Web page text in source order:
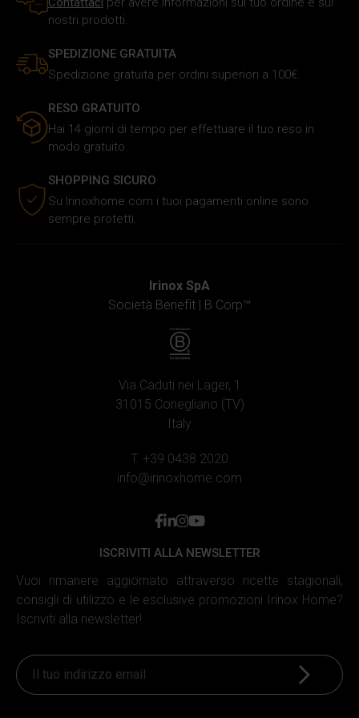
nostro traffico. Inoltre forniamo informazioni sul modo in
di analisi dei dati web, pubblicità e social media, i quali
potrebbero combinarle con altre informazioni che hai
loro servizi.
nostri prodotti.
SPEDIZIONE GRATUITA
Spedizione gratuita per ordini superiori a 100€.
RESO GRATUITO
Hai 14 giorni di tempo per effettuare il tuo reso in
modo gratuito.
SHOPPING SICURO
Su Irinoxhome.com i tuoi pagamenti online sono
sempre protetti.
Irinox SpA
Società Benefit | B Corp™
Via Caduti nei Lager, 1
31015 Conegliano (TV)
Italy
T. +39 0438 2020
info@irinoxhome.com
facebook
linkedin
instagram
youtube
ISCRIVITI ALLA NEWSLETTER
Vuoi rimanere aggiornato attraverso ricette stagionali,
consigli di utilizzo e le esclusive promozioni Irinox Home?
Iscriviti alla newsletter!
Iscriviti